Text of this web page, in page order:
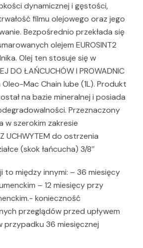
dynamicznej i gęstości,
filmu olejowego oraz jego
Bezpośrednio przekłada się
olejem EUROSINT2
Olej ten stosuje się w
DO ŁAŃCUCHÓW I PROWADNIC
Mac Chain lube (1L). Produkt
na bazie mineralnej i posiada
Przeznaczony
w szerokim zakresie
UCHWYTEM do ostrzenia
(skok łańcucha) 3/8″
to między innymi: – 36 miesięcy
– 12 miesięcy przy
konieczność
przeglądów przed upływem
przypadku 36 miesięcznej